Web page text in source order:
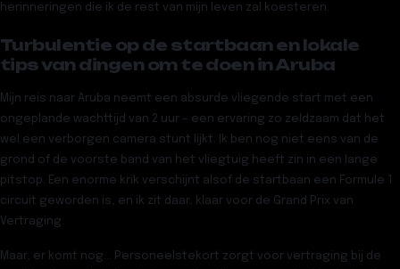
herinneringen die ik de rest van mijn leven zal koesteren.
Turbulentie op de startbaan en lokale
tips van dingen om te doen in Aruba
Mijn reis naar Aruba neemt een absurde vliegende start met een
ongeplande wachttijd van 2 uur – een ervaring zo zeldzaam dat het
wel een verborgen camera stunt lijkt. Ik ben nog niet eens van de
grond of de voorste band van het vliegtuig heeft zin in een lange
pitstop. Een enorme krik verschijnt alsof de startbaan een Formule 1
circuit geworden is, en ik zit daar, klaar voor de Grand Prix van
Vertraging.
Maar, er komt nog… Personeelstekort zorgt voor vertraging bij de